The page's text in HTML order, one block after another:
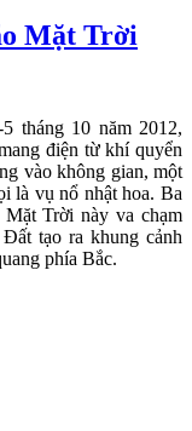
Mặt Trời
tháng 10 năm 2012,
điện từ khí quyển
vào không gian, một
là vụ nổ nhật hoa. Ba
Mặt Trời này va chạm
tạo ra khung cảnh
phía Bắc.